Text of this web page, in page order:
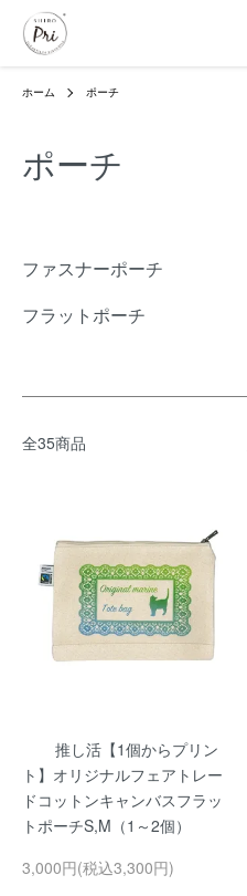
ホーム ポーチ
ポーチ
ファスナーポーチ
フラットポーチ
全35商品
推し活【1個からプリン
ト】オリジナルフェアトレー
ドコットンキャンバスフラッ
トポーチS,M（1～2個）
3,000円(税込3,300円)